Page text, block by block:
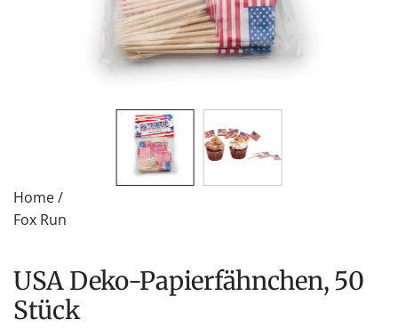
Home/
Fox Run
USA Deko-Papierfähnchen, 50
Stück